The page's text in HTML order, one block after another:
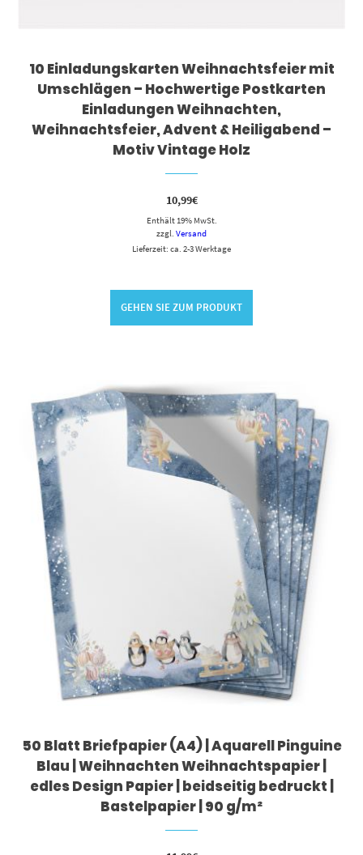
10 Einladungskarten Weihnachtsfeier mit
Umschlägen – Hochwertige Postkarten
Einladungen Weihnachten,
Weihnachtsfeier, Advent & Heiligabend –
Motiv Vintage Holz
10,99€
Enthält 19% MwSt.
zzgl. Versand
Lieferzeit: ca. 2-3 Werktage
GEHEN SIE ZUM PRODUKT
50 Blatt Briefpapier (A4) | Aquarell Pinguine
Blau | Weihnachten Weihnachtspapier |
edles Design Papier | beidseitig bedruckt |
Bastelpapier | 90 g/m²